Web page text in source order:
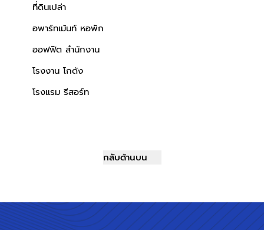
ที่ดินเปล่า
อพาร์ทเม้นท์ หอพัก
ออฟฟิต สำนักงาน
โรงงาน โกดัง
โรงแรม รีสอร์ท
กลับด้านบน